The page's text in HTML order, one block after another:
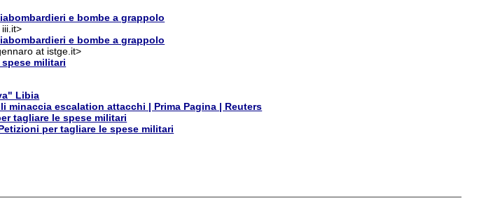
e bombe a grappolo
e bombe a grappolo
at istge.it>
spese militari
Libia
minaccia escalation attacchi | Prima Pagina | Reuters
tagliare le spese militari
per tagliare le spese militari